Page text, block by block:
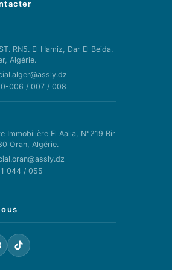
RN5. El Hamiz, Dar El Beida.
Algérie.
006 / 007 / 008
Immobilière El Aalia, N°219 Bir
Oran, Algérie.
044 / 055